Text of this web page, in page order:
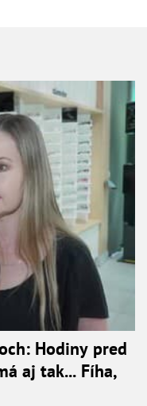
Hodiny pred
aj tak... Fíha,